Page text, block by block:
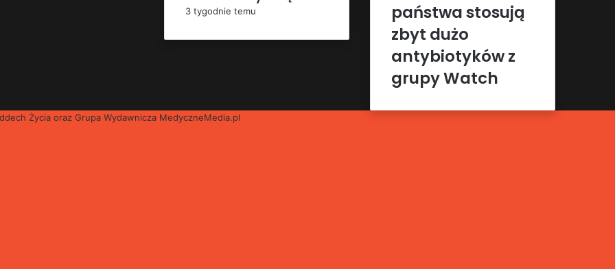
3 tygodnie temu
państwa stosują
zbyt dużo
antybiotyków z
grupy Watch
Życia oraz Grupa Wydawnicza MedyczneMedia.pl